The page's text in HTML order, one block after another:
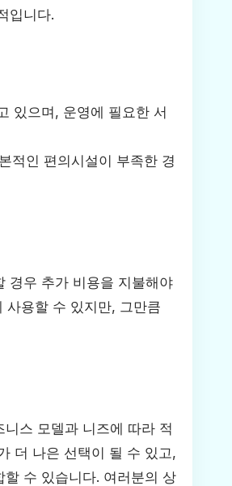
입니다.
있으며, 운영에 필요한 서
적인 편의시설이 부족한 경
경우 추가 비용을 지불해야
사용할 수 있지만, 그만큼
스 모델과 니즈에 따라 적
더 나은 선택이 될 수 있고,
수 있습니다. 여러분의 상